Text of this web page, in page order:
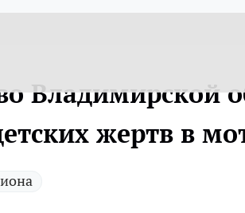
Владимирской
жертв в